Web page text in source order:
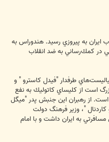
ايران به پيروزي رسيد. هندوراس به
در كمك‌رساني به ضد انقلاب
طرفدار "فيدل كاسترو " و
است از كليساي كاتوليك به نفع
است. از رهبران اين جنبش پدر "ميگل
كاردنال "، وزير فرهنگ دولت
به ايران داشت و با امام